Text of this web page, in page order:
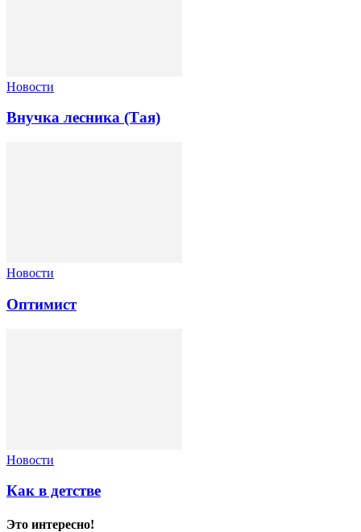
Новости
Внучка лесника (Тая)
Новости
Оптимист
Новости
Как в детстве
Это интересно!